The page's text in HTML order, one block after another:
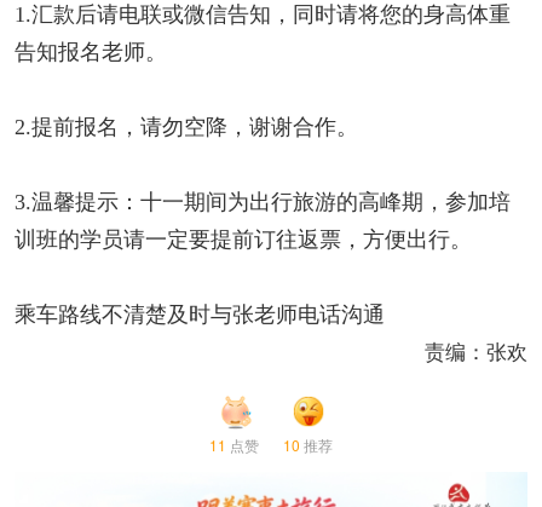
1.汇款后请电联或微信告知，同时请将您的身高体重
告知报名老师。
2.提前报名，请勿空降，谢谢合作。
3.温馨提示：十一期间为出行旅游的高峰期，参加培
训班的学员请一定要提前订往返票，方便出行。
乘车路线不清楚及时与张老师电话沟通
责编：张欢
11 点赞 10 推荐